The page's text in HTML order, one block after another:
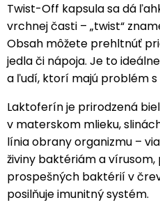
Twist-Off kapsula sa dá
vrchnej časti – „twist“
Obsah môžete prehltnúť
jedla či nápoja. Je to
a ľudí, ktorí majú problém
Laktoferín je prirodzená
v materskom mlieku,
línia obrany organizmu –
živiny baktériám a
prospešných baktérií v
posilňuje imunitný systém.